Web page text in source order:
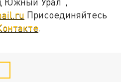
Присоединяйтесь
.